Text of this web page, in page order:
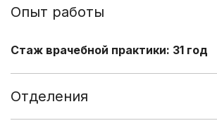
Опыт работы
Стаж врачебной практики: 31 год
Отделения